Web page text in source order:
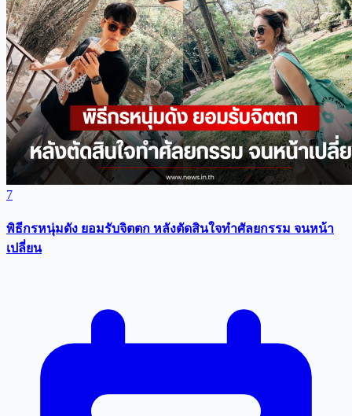
7
พิธีกรหนุ่มดัง ยอมรับจิตตก หลังตัดสินใจทำศัลยกรรม จนหน้า
เปลี่ยน